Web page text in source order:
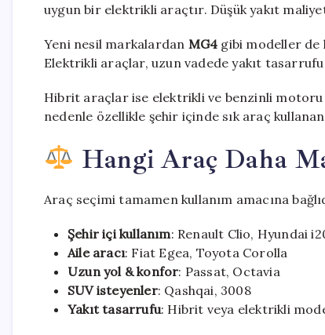
uygun bir elektrikli araçtır. Düşük yakıt
Yeni nesil markalardan MG4 gibi modeller de
Elektrikli araçlar, uzun vadede yakıt
Hibrit araçlar ise elektrikli ve benzinli motoru
nedenle özellikle şehir içinde sık araç
Hangi Araç Daha
Araç seçimi tamamen kullanım amacına
Şehir içi kullanım: Renault Clio, Hyundai
Aile aracı: Fiat Egea, Toyota Corolla
Uzun yol & konfor: Passat, Octavia
SUV isteyenler: Qashqai, 3008
Yakıt tasarrufu: Hibrit veya elektrikli